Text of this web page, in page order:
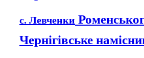
с. Левченки
Чернігівське